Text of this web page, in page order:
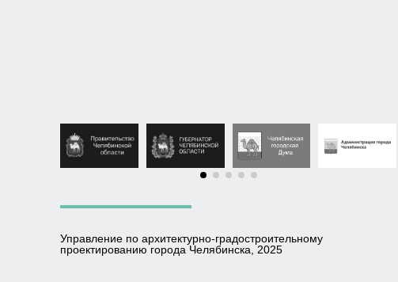
Управление по архитектурно-градостроительному
проектированию города Челябинска, 2025